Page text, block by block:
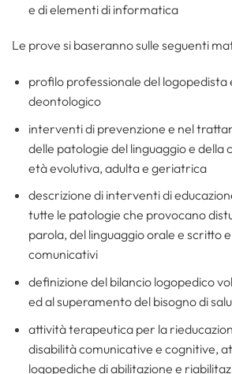
e di elementi di informatica
Le prove si baseranno sulle seguenti
profilo professionale del logopedista
deontologico
interventi di prevenzione e nel
delle patologie del linguaggio e della
età evolutiva, adulta e geriatrica
descrizione di interventi di
tutte le patologie che provocano
parola, del linguaggio orale e scritto
comunicativi
definizione del bilancio logopedico
ed al superamento del bisogno di
attività terapeutica per la
disabilità comunicative e cognitive,
logopediche di abilitazione e